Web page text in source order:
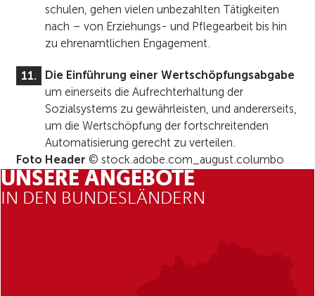
schulen, gehen vielen unbezahlten Tätigkeiten
nach – von Erziehungs- und Pflegearbeit bis hin
zu ehrenamtlichen Engagement.
Die Einführung einer Wertschöpfungsabgabe
um einerseits die Aufrechterhaltung der
Sozialsystems zu gewährleisten, und andererseits,
um die Wertschöpfung der fortschreitenden
Automatisierung gerecht zu verteilen.
Foto Header © stock.adobe.com_august.columbo
UNSERE ANGEBOTE
IN DEN BUNDESLÄNDERN